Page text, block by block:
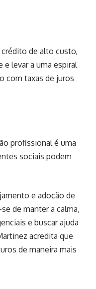
de alto custo,
e levar a uma espiral
com taxas de juros
profissional é uma
sociais podem
e adoção de
de manter a calma,
e buscar ajuda
acredita que
de maneira mais